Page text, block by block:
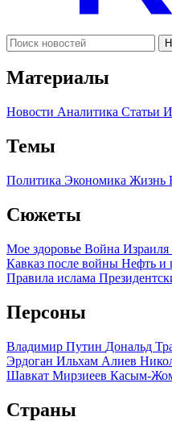
Материалы
Новости Аналитика Статьи
Темы
Политика Экономика Жизнь
Сюжеты
Мое здоровье Война
Кавказ после войны Нефть и
Правила ислама
Персоны
Владимир Путин Дональд
Эрдоган Ильхам Алиев
Шавкат Мирзиеев Касым-
Страны